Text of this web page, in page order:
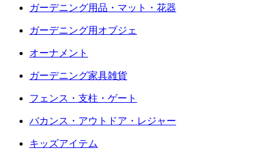
ガーデニング用品・マット・花器
ガーデニング用オブジェ
オーナメント
ガーデニング家具雑貨
フェンス・支柱・ゲート
バカンス・アウトドア・レジャー
キッズアイテム